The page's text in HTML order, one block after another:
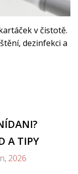
v čistotě.
dezinfekci a
A TIPY
2026